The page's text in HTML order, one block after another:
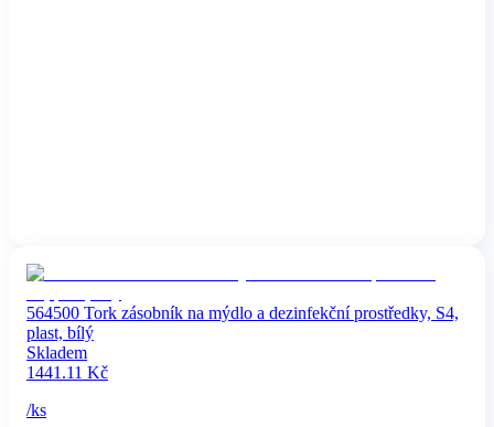
564500 Tork zásobník na mýdlo a dezinfekční prostředky, S4,
plast, bílý
Skladem
1441.11 Kč
/ks